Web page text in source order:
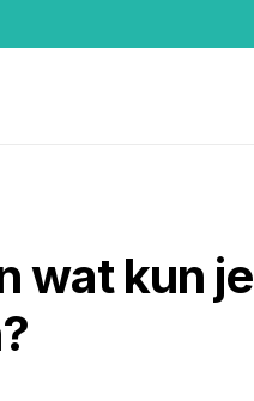
wat kun je